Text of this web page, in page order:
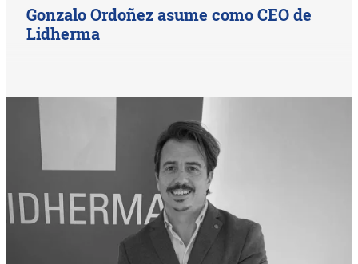
Gonzalo Ordoñez asume como CEO de
Lidherma